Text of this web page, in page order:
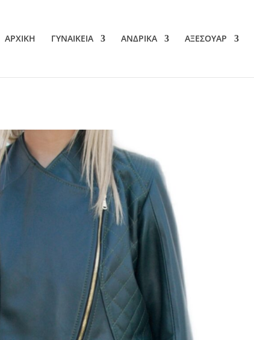
ΑΡΧΙΚΗ ΓΥΝΑΙΚΕΙΑ ΑΝΔΡΙΚΑ ΑΞΕΣΟΥΑΡ